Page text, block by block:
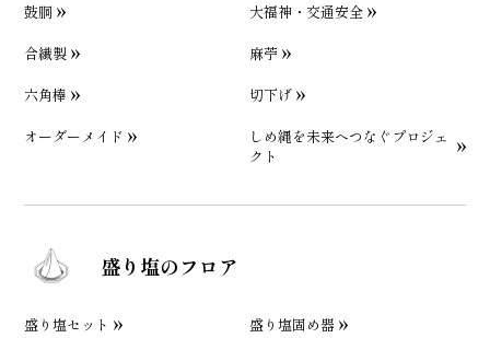
鼓胴
大福神・交通安全
合繊製
麻苧
六角棒
切下げ
オーダーメイド
しめ縄を未来へつなぐプロジェ
クト
盛り塩のフロア
盛り塩セット
盛り塩固め器